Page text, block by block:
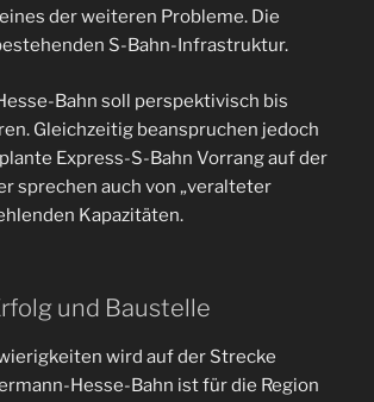
der weiteren Probleme. Die
S-Bahn-Infrastruktur.
Bahn soll perspektivisch bis
Gleichzeitig beanspruchen jedoch
Express-S-Bahn Vorrang auf der
sprechen auch von „veralteter
Kapazitäten.
und Baustelle
wird auf der Strecke
Hesse-Bahn ist für die Region